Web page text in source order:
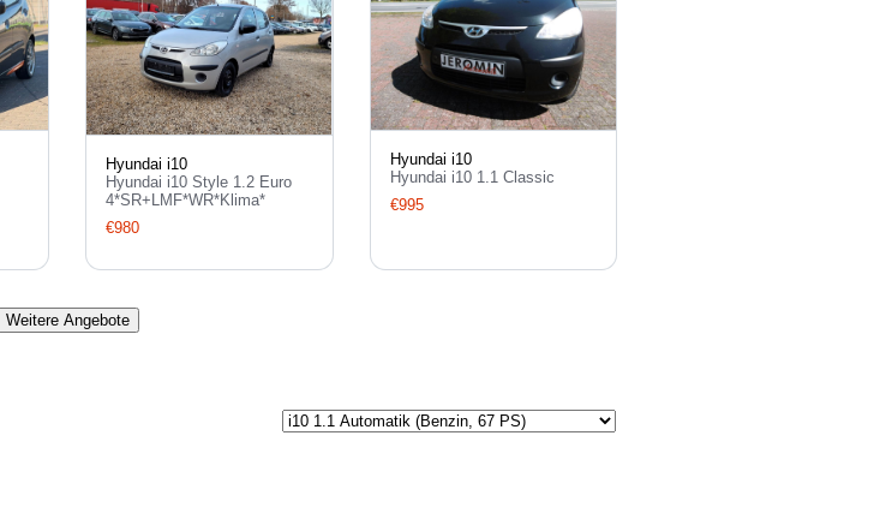
Hyundai i10
Hyundai i10 Style 1.2 Euro
4*SR+LMF*WR*Klima*
€980
Hyundai i10
Hyundai i10 1.1 Classic
€995
Weitere Angebote